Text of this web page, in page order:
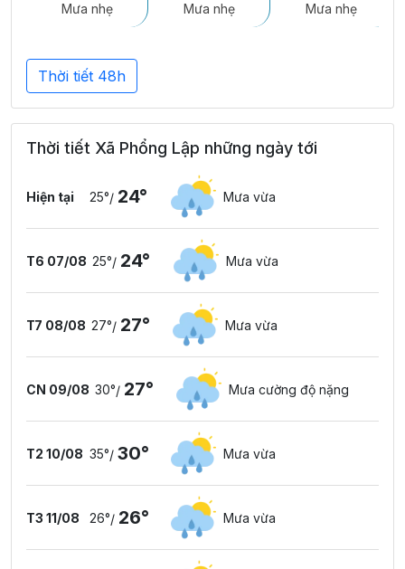
Mưa nhẹ
Mưa nhẹ
Mưa nhẹ
Thời tiết 48h
Thời tiết Xã Phổng Lập những ngày tới
Hiện tại 25°/ 24° Mưa vừa
T6 07/08 25°/ 24° Mưa vừa
T7 08/08 27°/ 27° Mưa vừa
CN 09/08 30°/ 27° Mưa cường độ nặng
T2 10/08 35°/ 30° Mưa vừa
T3 11/08 26°/ 26° Mưa vừa